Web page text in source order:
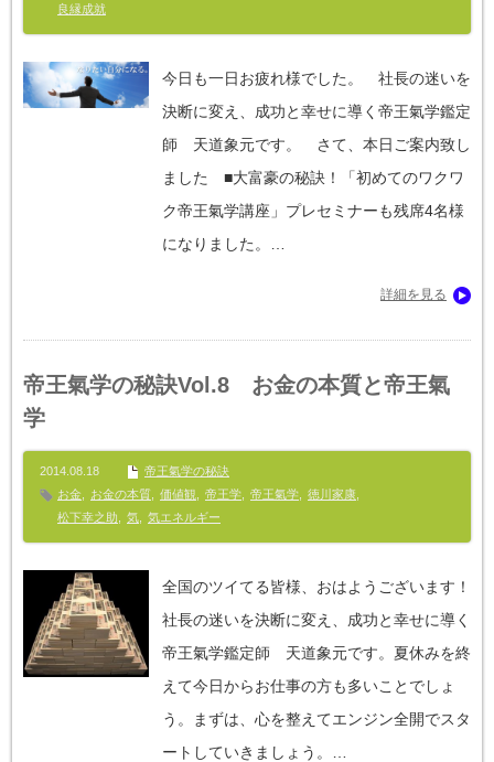
良縁成就
今日も一日お疲れ様でした。 社長の迷いを
決断に変え、成功と幸せに導く帝王氣学鑑定
師 天道象元です。 さて、本日ご案内致し
ました ■大富豪の秘訣！「初めてのワクワ
ク帝王氣学講座」プレセミナーも残席4名様
になりました。…
詳細を見る
帝王氣学の秘訣Vol.8 お金の本質と帝王氣
学
2014.08.18
帝王氣学の秘訣
お金
お金の本質 価値観 帝王学 帝王氣学 徳川家康
松下幸之助
気 気エネルギー
全国のツイてる皆様、おはようございます！
社長の迷いを決断に変え、成功と幸せに導く
帝王氣学鑑定師 天道象元です。夏休みを終
えて今日からお仕事の方も多いことでしょ
う。まずは、心を整えてエンジン全開でスタ
ートしていきましょう。…